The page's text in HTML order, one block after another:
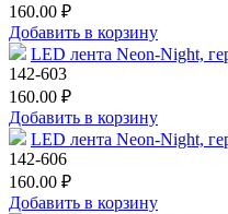
160.00 ₽
Добавить в корзину
LED лента Neon-Night,
142-603
160.00 ₽
Добавить в корзину
LED лента Neon-Night,
142-606
160.00 ₽
Добавить в корзину